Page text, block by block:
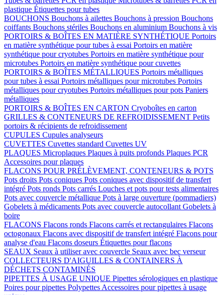
plastique Étiquettes pour tubes
BOUCHONS Bouchons à ailettes Bouchons à pression Bouchons
coiffants Bouchons stériles Bouchons en aluminium Bouchons à vis
PORTOIRS & BOÎTES EN MATIÈRE SYNTHÉTIQUE Portoirs
en matière synthétique pour tubes à essai Portoirs en matière
synthétique pour cryotubes Portoirs en matière synthétique pour
microtubes Portoirs en matière synthétique pour cuvettes
PORTOIRS & BOÎTES MÉTALLIQUES Portoirs métalliques
pour tubes à essai Portoirs métalliques pour microtubes Portoirs
métalliques pour cryotubes Portoirs métalliques pour pots Paniers
métalliques
PORTOIRS & BOÎTES EN CARTON Cryoboîtes en carton
GRILLES & CONTENEURS DE REFROIDISSEMENT Petits
portoirs & récipients de refroidissement
CUPULES Cupules analyseurs
CUVETTES Cuvettes standard Cuvettes UV
PLAQUES Microplaques Plaques à puits profonds Plaques PCR
Accessoires pour plaques
FLACONS POUR PRÉLÈVEMENT, CONTENEURS & POTS
Pots droits Pots coniques Pots coniques avec dispositif de transfert
intégré Pots ronds Pots carrés Louches et pots pour tests alimentaires
Pots avec couvercle métallique Pots à large ouverture (pommadiers)
Gobelets à médicaments Pots avec couvercle autocollant Gobelets à
boire
FLACONS Flacons ronds Flacons carrés et rectangulaires Flacons
octogonaux Flacons avec dispositif de transfert intégré Flacons pour
analyse d'eau Flacons doseurs Étiquettes pour flacons
SEAUX Seaux à utiliser avec couvercle Seaux avec bec verseur
COLLECTEURS D'AIGUILLES & CONTAINERS À
DÉCHETS CONTAMINÉS
PIPETTES À USAGE UNIQUE Pipettes sérologiques en plastique
Poires pour pipettes Polypettes Accessoires pour pipettes à usage